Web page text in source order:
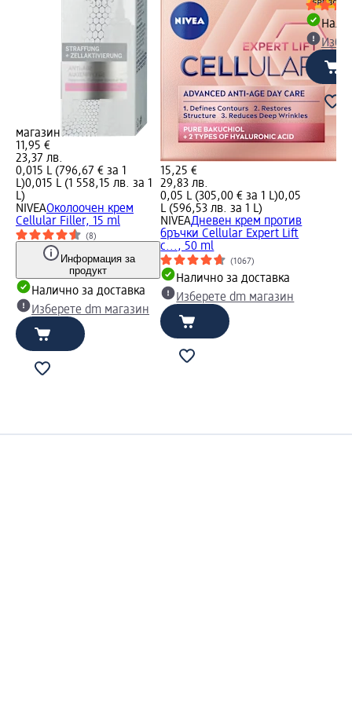
магазин
11,95 €
23,37 лв.
0,015 L (796,67 € за 1
L)0,015 L (1 558,15 лв. за 1
L)
NIVEAОколоочен крем
Cellular Filler, 15 ml
(8)
Информация за
продукт
Налично за доставка
Изберете dm магазин
15,25 €
29,83 лв.
0,05 L (305,00 € за 1 L)0,05
L (596,53 лв. за 1 L)
NIVEAДневен крем против
бръчки Cellular Expert Lift
с..., 50 ml
(1067)
Налично за доставка
Изберете dm магазин